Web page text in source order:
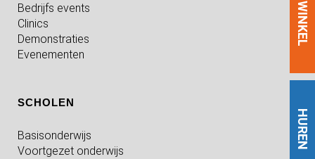
HUREN
WINKEL
Bedrijfs events
Clinics
Demonstraties
Evenementen
SCHOLEN
Basisonderwijs
Voortgezet onderwijs